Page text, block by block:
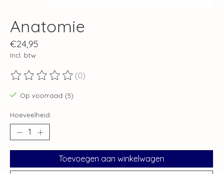
Anatomie
€24,95
Incl. btw
De beoordeling van dit product is
(0)
Op voorraad (5)
Hoeveelheid:
Toevoegen aan winkelwagen